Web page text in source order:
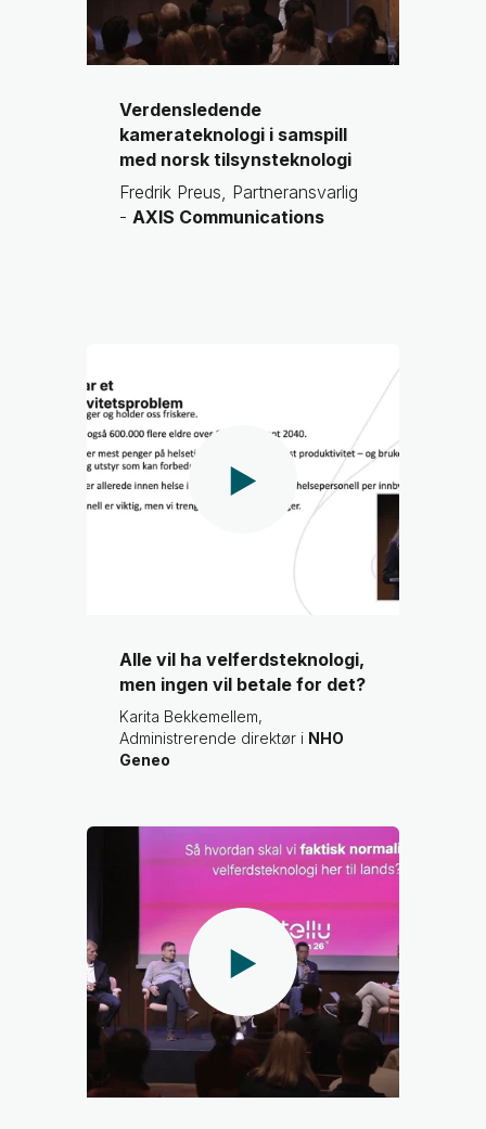
Verdensledende
kamerateknologi i samspill
med norsk tilsynsteknologi
Fredrik Preus, Partneransvarlig
- AXIS Communications
Alle vil ha velferdsteknologi,
men ingen vil betale for det?
Karita Bekkemellem,
Administrerende direktør i NHO
Geneo